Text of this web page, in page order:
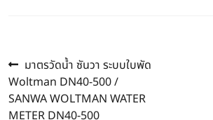
แนะแนว
เรื่อง
Previous
post:
มาตรวัดน้ำ ซันวา ระบบใบพัด
Woltman DN40-500 /
SANWA WOLTMAN WATER
METER DN40-500